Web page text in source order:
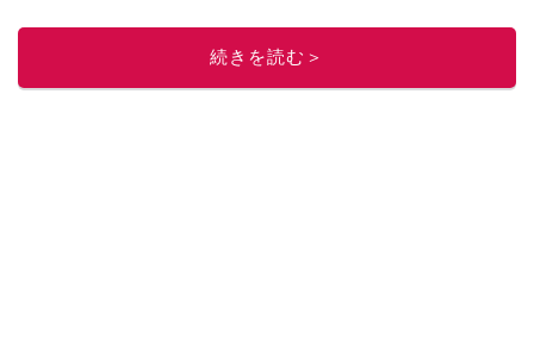
ぜ日記」
■経歴：2003年、夫が子育てをするために、突然会社を辞める。翌月からの
給料が０円になり、家にいながら、しかも空いた時間でできるオークション
続きを読む＞